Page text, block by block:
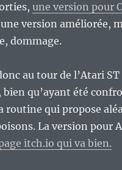
une version pour
version améliorée,
dommage.
au tour de l’Atari
qu’ayant été
routine qui propose
La version pour
itch.io qui va bien.